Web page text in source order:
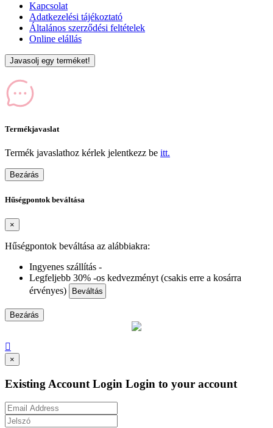
Kapcsolat
Adatkezelési tájékoztató
Általános szerződési feltételek
Online elállás
Javasolj egy terméket!
Termékjavaslat
Termék javaslathoz kérlek jelentkezz be itt.
Bezárás
Hűségpontok beváltása
×
Hűségpontok beváltása az alábbiakra:
Ingyenes szállítás -
Legfeljebb 30% -os kedvezményt (csakis erre a kosárra
érvényes)
Beváltás
Bezárás

×
Existing Account Login Login to your account